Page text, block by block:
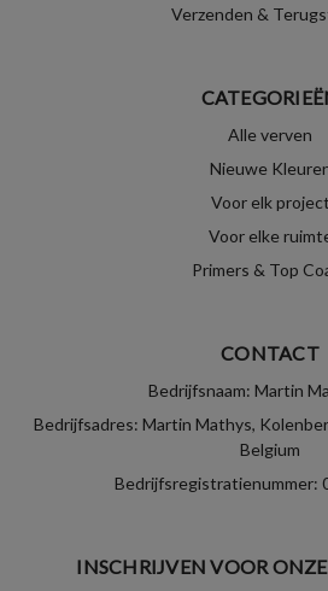
Verzenden &
Alle verven
Nieuwe
Voor elk project
Voor elke
Primers & Top
CONTACT
Bedrijfsnaam: Martin
Bedrijfsadres: Martin Mathys,
Belgium
Bedrijfsregistratienummer:
INSCHRIJVEN VOOR